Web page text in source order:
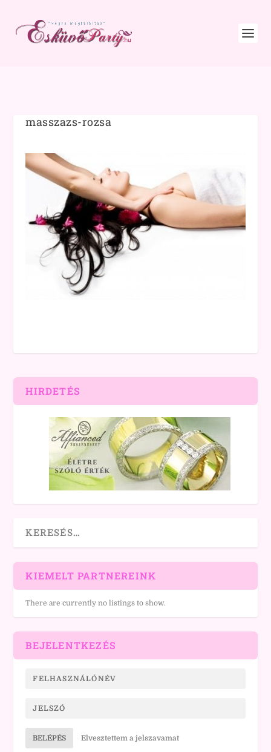
masszazs-rozsa
HIRDETÉS
KIEMELT PARTNEREINK
There are currently no listings to show.
BEJELENTKEZÉS
BELÉPÉS Elvesztettem a jelszavamat